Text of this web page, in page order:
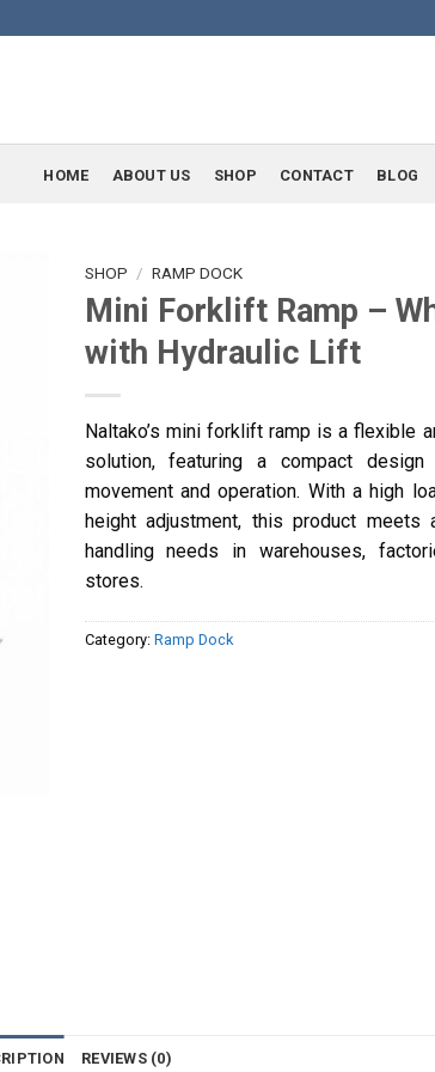
HOME ABOUT US SHOP CONTACT BLOG
SHOP / RAMP DOCK
Mini Forklift Ramp –
with Hydraulic Lift
Naltako’s mini forklift ramp is a flexible
solution, featuring a compact
movement and operation. With a high
height adjustment, this product
handling needs in warehouses,
stores.
Category: Ramp Dock
REVIEWS (0)